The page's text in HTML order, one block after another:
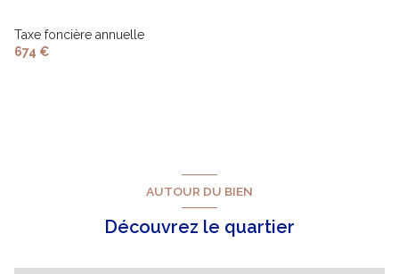
Taxe foncière annuelle
674 €
AUTOUR DU BIEN
Découvrez le quartier